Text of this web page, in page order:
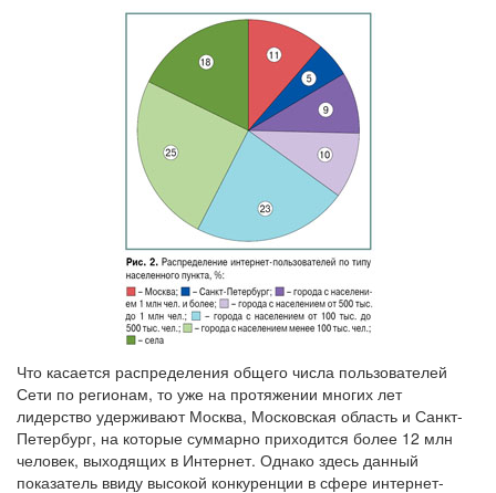
Что касается распределения общего числа пользователей
Сети по регионам, то уже на протяжении многих лет
лидерство удерживают Москва, Московская область и Санкт-
Петербург, на которые суммарно приходится более 12 млн
человек, выходящих в Интернет. Однако здесь данный
показатель ввиду высокой конкуренции в сфере интернет-